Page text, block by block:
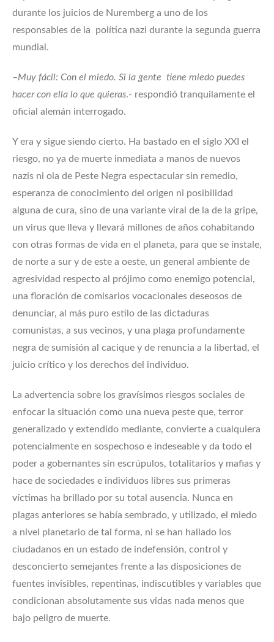
durante los juicios de Nuremberg a uno de los
responsables de la política nazi durante la segunda guerra
mundial.
–Muy fácil: Con el miedo. Si la gente tiene miedo puedes
hacer con ella lo que quieras.- respondió tranquilamente el
oficial alemán interrogado.
Y era y sigue siendo cierto. Ha bastado en el siglo XXI el
riesgo, no ya de muerte inmediata a manos de nuevos
nazis ni ola de Peste Negra espectacular sin remedio,
esperanza de conocimiento del origen ni posibilidad
alguna de cura, sino de una variante viral de la de la gripe,
un virus que lleva y llevará millones de años cohabitando
con otras formas de vida en el planeta, para que se instale,
de norte a sur y de este a oeste, un general ambiente de
agresividad respecto al prójimo como enemigo potencial,
una floración de comisarios vocacionales deseosos de
denunciar, al más puro estilo de las dictaduras
comunistas, a sus vecinos, y una plaga profundamente
negra de sumisión al cacique y de renuncia a la libertad, el
juicio crítico y los derechos del individuo.
La advertencia sobre los gravísimos riesgos sociales de
enfocar la situación como una nueva peste que, terror
generalizado y extendido mediante, convierte a cualquiera
potencialmente en sospechoso e indeseable y da todo el
poder a gobernantes sin escrúpulos, totalitarios y mafias y
hace de sociedades e individuos libres sus primeras
víctimas ha brillado por su total ausencia. Nunca en
plagas anteriores se había sembrado, y utilizado, el miedo
a nivel planetario de tal forma, ni se han hallado los
ciudadanos en un estado de indefensión, control y
desconcierto semejantes frente a las disposiciones de
fuentes invisibles, repentinas, indiscutibles y variables que
condicionan absolutamente sus vidas nada menos que
bajo peligro de muerte.